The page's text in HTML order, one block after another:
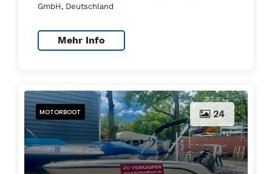
GmbH, Deutschland
Mehr Info
24
MOTORBOOT